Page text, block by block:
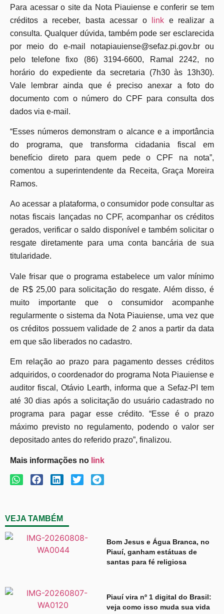
Para acessar o site da Nota Piauiense e conferir se tem
créditos a receber, basta acessar o
link e realizar a
consulta. Qualquer dúvida, também pode ser esclarecida
por meio do e-mail notapiauiense@sefaz.pi.gov.br ou
pelo telefone fixo (86) 3194-6600, Ramal 2242, no
horário do expediente da secretaria (7h30 às 13h30).
Vale lembrar ainda que é preciso anexar a foto do
documento com o número do CPF para consulta dos
dados via e-mail.
“Esses números demonstram o alcance e a importância
do programa, que transforma cidadania fiscal em
benefício direto para quem pede o CPF na nota”,
comentou a superintendente da Receita, Graça Moreira
Ramos.
Ao acessar a plataforma, o consumidor pode consultar as
notas fiscais lançadas no CPF, acompanhar os créditos
gerados, verificar o saldo disponível e também solicitar o
resgate diretamente para uma conta bancária de sua
titularidade.
Vale frisar que o programa estabelece um valor mínimo
de R$ 25,00 para solicitação do resgate. Além disso, é
muito importante que o consumidor acompanhe
regularmente o sistema da Nota Piauiense, uma vez que
os créditos possuem validade de 2 anos a partir da data
em que são liberados no cadastro.
Em relação ao prazo para pagamento desses créditos
adquiridos, o coordenador do programa Nota Piauiense e
auditor fiscal, Otávio Learth, informa que a Sefaz-PI tem
até 30 dias após a solicitação do usuário cadastrado no
programa para pagar esse crédito. “Esse é o prazo
máximo previsto no regulamento, podendo o valor ser
depositado antes do referido prazo”, finalizou.
Mais informações no link
VEJA TAMBÉM
Bom Jesus e Água Branca, no
Piauí, ganham estátuas de
santas para fé religiosa
Piauí vira nº 1 digital do Brasil:
veja como isso muda sua vida